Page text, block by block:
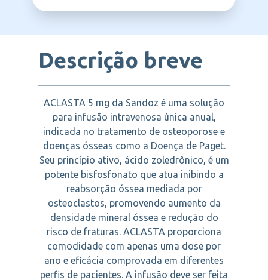
Descrição breve
ACLASTA 5 mg da Sandoz é uma solução
para infusão intravenosa única anual,
indicada no tratamento de osteoporose e
doenças ósseas como a Doença de Paget.
Seu princípio ativo, ácido zoledrônico, é um
potente bisfosfonato que atua inibindo a
reabsorção óssea mediada por
osteoclastos, promovendo aumento da
densidade mineral óssea e redução do
risco de fraturas. ACLASTA proporciona
comodidade com apenas uma dose por
ano e eficácia comprovada em diferentes
perfis de pacientes. A infusão deve ser feita